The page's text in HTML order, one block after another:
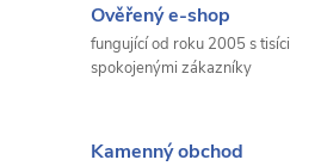
Ověřený e-shop
fungující od roku 2005 s tisíci
spokojenými zákazníky
Kamenný obchod